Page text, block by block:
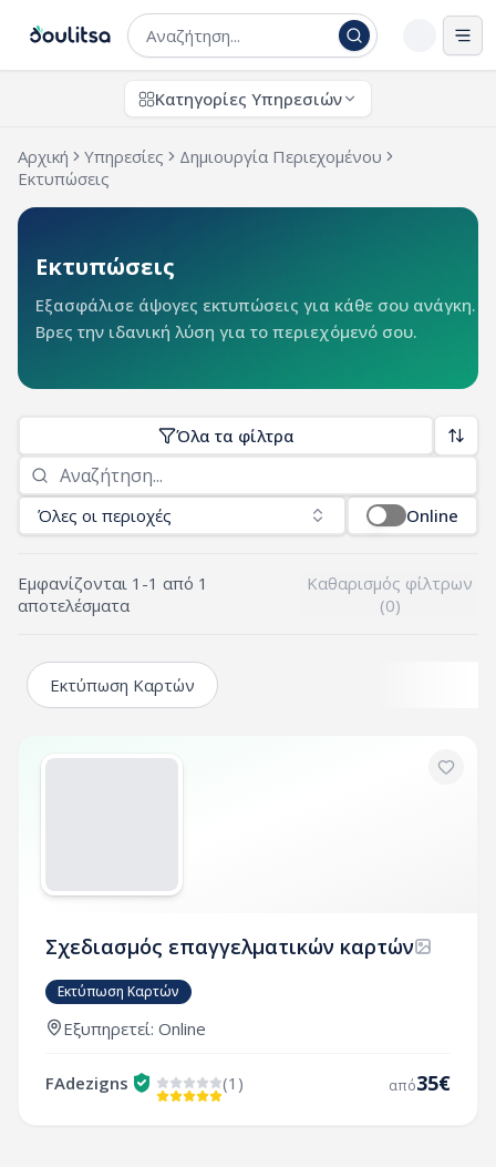
Κατηγορίες Υπηρεσιών
Αρχική Υπηρεσίες
Δημιουργία Περιεχομένου
Εκτυπώσεις
Εκτυπώσεις
Εξασφάλισε άψογες εκτυπώσεις για κάθε σου ανάγκη.
Βρες την ιδανική λύση για το περιεχόμενό σου.
Όλα τα φίλτρα
Όλες οι περιοχές Online
Εμφανίζονται 1 -1 από 1
αποτελέσματα
Καθαρισμός φίλτρων
(0)
Εκτύπωση Καρτών
Σχεδιασμός επαγγελματικών καρτών
Εκτύπωση Καρτών
Εξυπηρετεί: Online
FAdezigns (1) από35€